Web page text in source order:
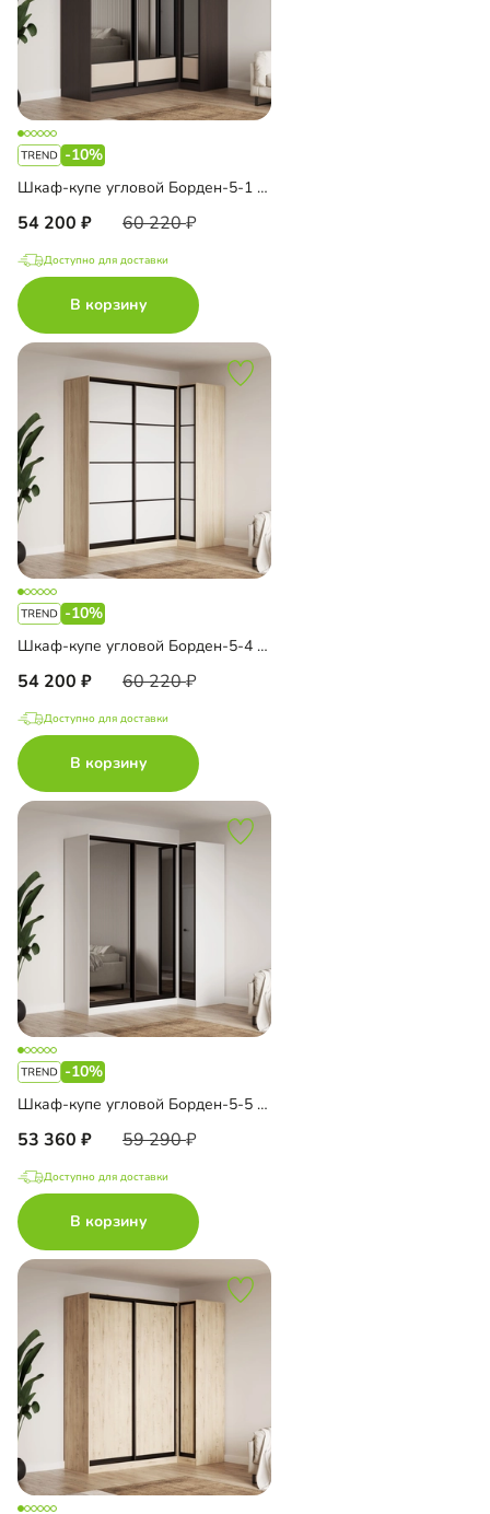
-10%
Шкаф-купе угловой Борден-5-1 1000
54 200 60 220
Доступно для доставки
В корзину
-10%
Шкаф-купе угловой Борден-5-4 1000
54 200 60 220
Доступно для доставки
В корзину
-10%
Шкаф-купе угловой Борден-5-5 1000
53 360 59 290
Доступно для доставки
В корзину